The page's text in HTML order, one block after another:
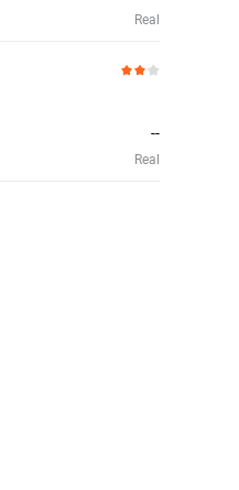
Real
--
Real